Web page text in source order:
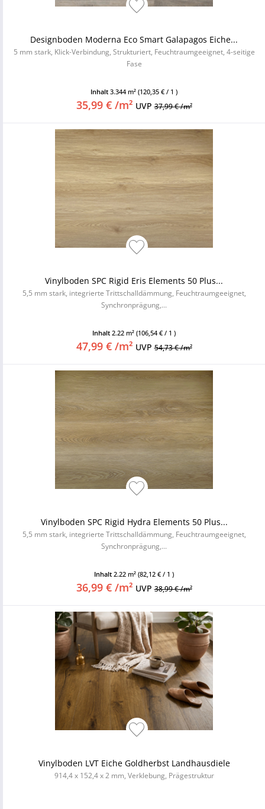
Designboden Moderna Eco Smart Galapagos Eiche...
5 mm stark, Klick-Verbindung, Strukturiert, Feuchtraumgeeignet, 4-seitige
Fase
Inhalt 3.344 m² (120,35 € / 1 )
35,99 € /m² UVP37,99 € /m²
Vinylboden SPC Rigid Eris Elements 50 Plus...
5,5 mm stark, integrierte Trittschalldämmung, Feuchtraumgeeignet,
Synchronprägung,...
Inhalt 2.22 m² (106,54 € / 1 )
47,99 € /m² UVP54,73 € /m²
Vinylboden SPC Rigid Hydra Elements 50 Plus...
5,5 mm stark, integrierte Trittschalldämmung, Feuchtraumgeeignet,
Synchronprägung,...
Inhalt 2.22 m² (82,12 € / 1 )
36,99 € /m² UVP38,99 € /m²
Vinylboden LVT Eiche Goldherbst Landhausdiele
914,4 x 152,4 x 2 mm, Verklebung, Prägestruktur